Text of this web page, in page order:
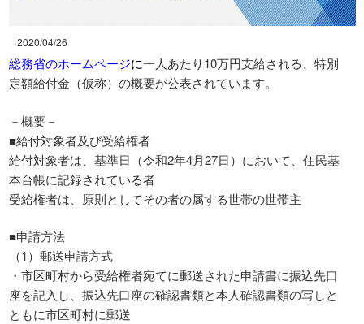
2020/04/26
総務省のホームページに一人あたり10万円支給される、特別
定額給付金（仮称）の概要が公表されています。
－概要－
■給付対象者及び受給権者
給付対象者は、基準日（令和2年4月27日）において、住民基
本台帳に記録されている者
受給権者は、原則としてその者の属する世帯の世帯主
■申請方法
（1）郵送申請方式
・市区町村から受給権者宛てに郵送された申請書に振込先口
座を記入し、振込先口座の確認書類と本人確認書類の写しと
ともに市区町村に郵送